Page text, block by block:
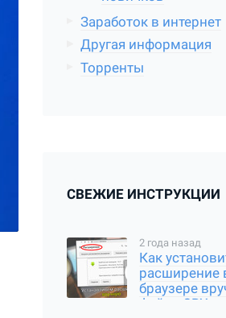
Заработок в интернет
Другая информация
Торренты
СВЕЖИЕ ИНСТРУКЦИИ
2 года назад
Как
расширение
браузере
файла CRX